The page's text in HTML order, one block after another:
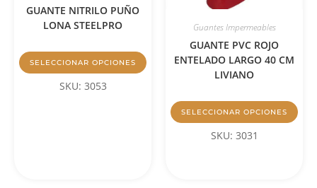
GUANTE NITRILO PUÑO
LONA STEELPRO
SELECCIONAR OPCIONES
SKU: 3053
Guantes Impermeables
GUANTE PVC ROJO
ENTELADO LARGO 40 CM
LIVIANO
SELECCIONAR OPCIONES
SKU: 3031